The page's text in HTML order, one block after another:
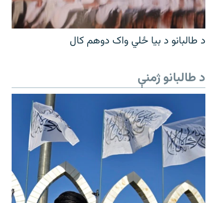
د طالبانو د بیا ځلي واک دوهم کال
د طالبانو ژمنې